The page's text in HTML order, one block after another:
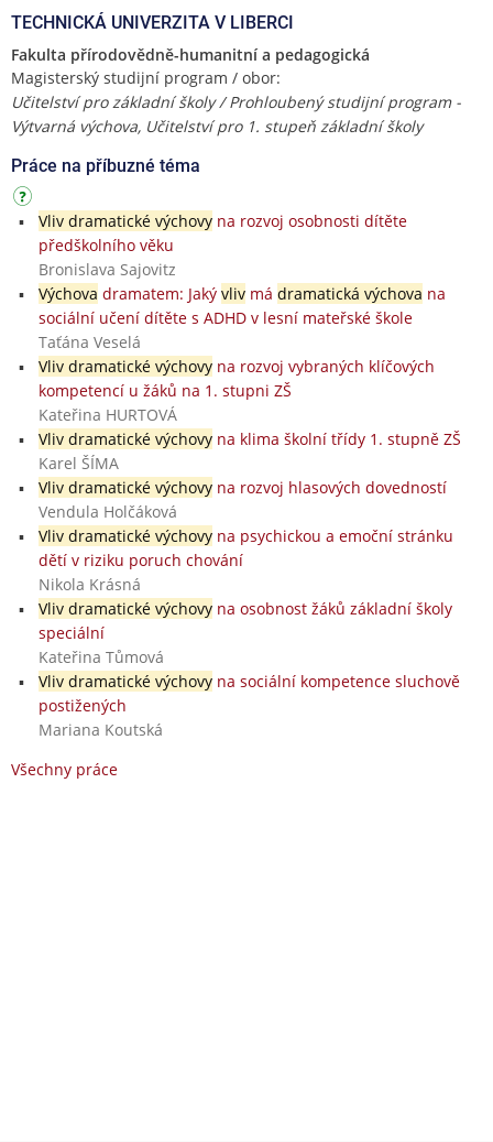
TECHNICKÁ UNIVERZITA V LIBERCI
Fakulta přírodovědně-humanitní a pedagogická
Magisterský studijní program / obor:
Učitelství pro základní školy / Prohloubený studijní program -
Výtvarná výchova, Učitelství pro 1. stupeň základní školy
Práce na příbuzné téma
Vliv dramatické výchovyna rozvoj osobnosti dítěte
předškolního věku
Bronislava Sajovitz
Výchova dramatem: Jaký vlivmá dramatická výchova na
sociální učení dítěte s ADHD v lesní mateřské škole
Taťána Veselá
Vliv dramatické výchovyna rozvoj vybraných klíčových
kompetencí u žáků na 1. stupni ZŠ
Kateřina HURTOVÁ
Vliv dramatické výchovyna klima školní třídy 1. stupně ZŠ
Karel ŠÍMA
Vliv dramatické výchovyna rozvoj hlasových dovedností
Vendula Holčáková
Vliv dramatické výchovyna psychickou a emoční stránku
dětí v riziku poruch chování
Nikola Krásná
Vliv dramatické výchovyna osobnost žáků základní školy
speciální
Kateřina Tůmová
Vliv dramatické výchovyna sociální kompetence sluchově
postižených
Mariana Koutská
Všechny práce